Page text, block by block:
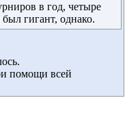
в год, четыре
гигант, однако.
помощи всей